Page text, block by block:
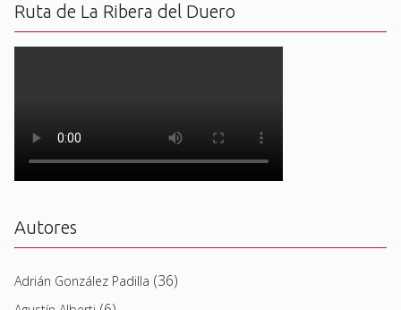
Ruta de La Ribera del Duero
Autores
Adrián González Padilla (36)